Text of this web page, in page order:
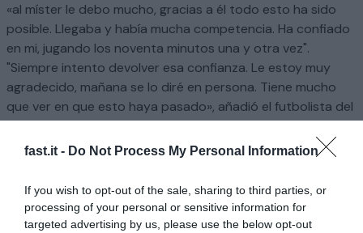
fast.it - Do Not Process My Personal Information
If you wish to opt-out of the sale, sharing to third parties, or
processing of your personal or sensitive information for
targeted advertising by us, please use the below opt-out
«al míster le debo mucho, gracias a él todo esto ha sido
posible. Llegaba y había mucha competencia. Ha confiado
en mi, jugando los noventa minutos una y otra vez".
"Siempre intento devolver esa confianza. Le estoy muy
agradecido, mañana se lo diré en persona. Tiene mucho
que ver en que esto haya pasado», añadió el futbolista del
Sevilla.Del mismo modo ha tenido Carmona palabras para
el capitán del equipo sevillista, Jesús Navas, afirmando que
Pizjuán flipaba con él. Es una persona muy cercana, paso
mucho tiempo con él. Que sea Navas la persona con la que
me ría y hable es algo que no termino de asimilar. No sé